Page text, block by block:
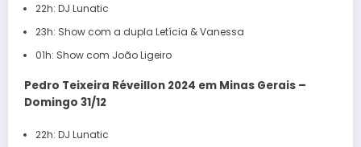
22h: DJ Lunatic
23h: Show com a dupla Letícia & Vanessa
01h: Show com João Ligeiro
Pedro Teixeira Réveillon 2024 em Minas Gerais –
Domingo 31/12
22h: DJ Lunatic